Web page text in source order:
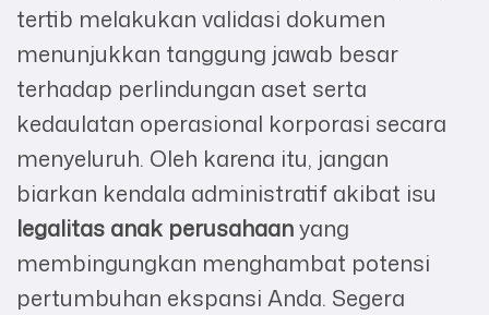
tertib melakukan validasi dokumen
menunjukkan tanggung jawab besar
terhadap perlindungan aset serta
kedaulatan operasional korporasi secara
menyeluruh. Oleh karena itu, jangan
biarkan kendala administratif akibat isu
legalitas anak perusahaanyang
membingungkan menghambat potensi
pertumbuhan ekspansi Anda. Segera